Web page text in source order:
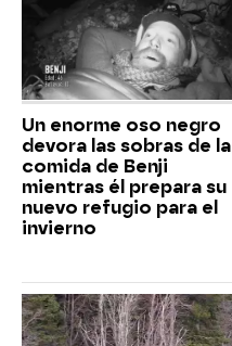
Un enorme oso negro
devora las sobras de la
comida de Benji
mientras él prepara su
nuevo refugio para el
invierno